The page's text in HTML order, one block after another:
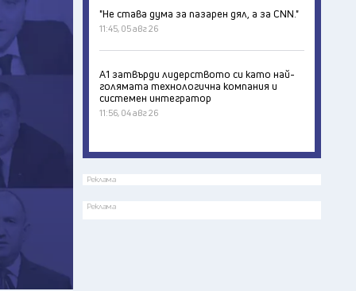
"Не става дума за пазарен дял, а за CNN."
11:45, 05 авг 26
А1 затвърди лидерството си като най-
голямата технологична компания и
системен интегратор
11:56, 04 авг 26
Реклама
Реклама